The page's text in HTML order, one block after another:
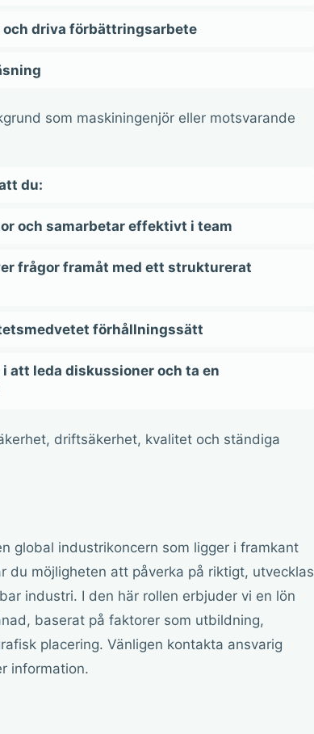
och driva förbättringsarbete
som maskiningenjör eller motsvarande
du:
och samarbetar effektivt i team
frågor framåt med ett strukturerat
förhållningssätt
att leda diskussioner och ta en
driftsäkerhet, kvalitet och ständiga
global industrikoncern som ligger i framkant
du möjligheten att påverka på riktigt, utvecklas
industri. I den här rollen erbjuder vi en lön
baserat på faktorer som utbildning,
placering. Vänligen kontakta ansvarig
information.